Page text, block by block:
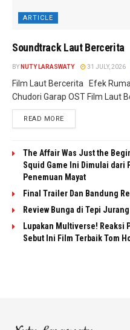
ARTICLE
Soundtrack Laut Bercerita
BY NUTY LARASWATY 31 JULY, 2026
Film Laut Bercerita Efek
Chudori Garap OST Film Laut
READ MORE
The Affair Was Just the
Squid Game Ini Dimulai
Penemuan Mayat
Final Trailer Dan Bandung
Review Bunga di Tepi Jurang
Lupakan Multiverse! Reaksi
Sebut Ini Film Terbaik Tom